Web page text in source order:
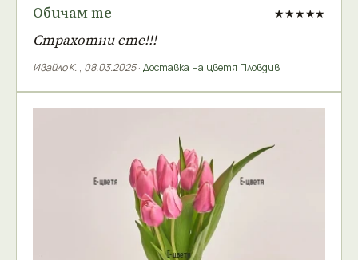
Обичам те ★★★★★
Страхотни сте!!!
Ивайло К. , 08.03.2025· Доставка на цветя Пловдив